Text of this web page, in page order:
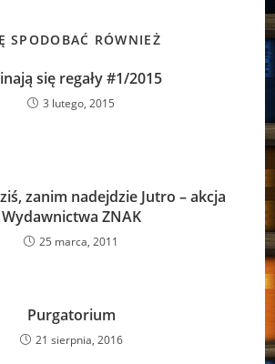
SPODOBAĆ RÓWNIEŻ
się regały #1/2015
3 lutego, 2015
zanim nadejdzie Jutro – akcja
Wydawnictwa ZNAK
25 marca, 2011
Purgatorium
21 sierpnia, 2016